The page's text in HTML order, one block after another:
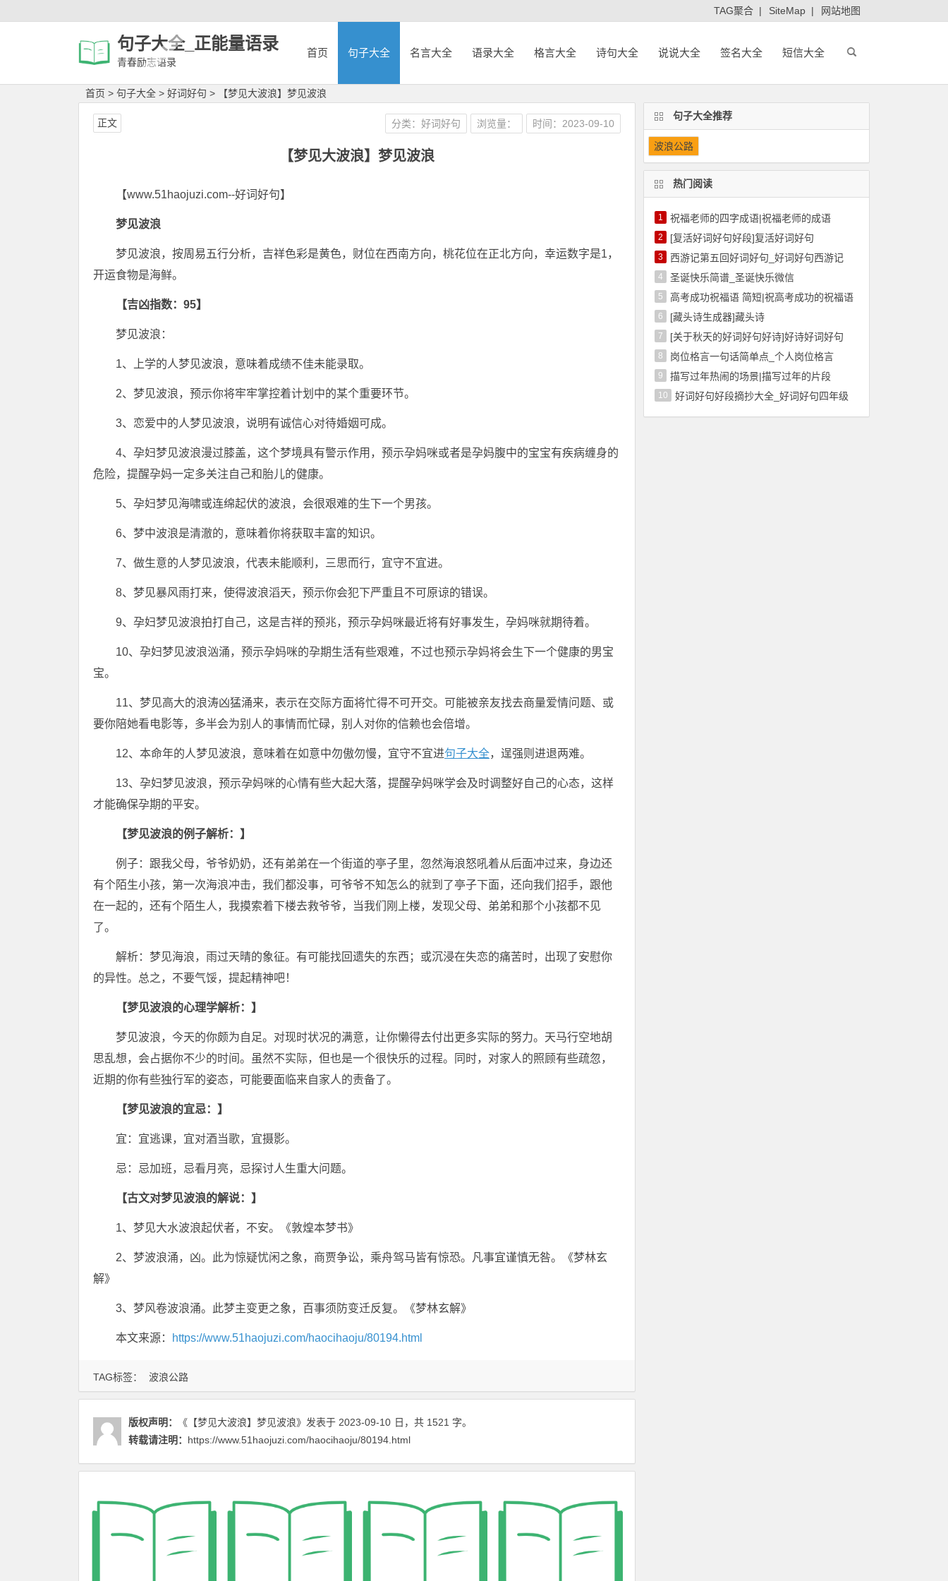
TAG聚合 | SiteMap | 网站地图
句子大全_正能量语录
青春励志语录
首页 句子大全 名言大全 语录大全 格言大全 诗句大全 说说大全 签名大全 短信大全
首页 > 句子大全 > 好词好句 > 【梦见大波浪】梦见波浪
【梦见大波浪】梦见波浪
分类：好词好句 浏览量： 时间：2023-09-10
正文
TAG标签： 波浪公路
【www.51haojuzi.com--好词好句】
梦见波浪
梦见波浪，按周易五行分析，吉祥色彩是黄色，财位在西南方向，桃花位在正北方向，幸运数字是1，
开运食物是海鲜。
【吉凶指数：95】
梦见波浪：
1、上学的人梦见波浪，意味着成绩不佳未能录取。
2、梦见波浪，预示你将牢牢掌控着计划中的某个重要环节。
3、恋爱中的人梦见波浪，说明有诚信心对待婚姻可成。
4、孕妇梦见波浪漫过膝盖，这个梦境具有警示作用，预示孕妈咪或者是孕妈腹中的宝宝有疾病缠身的
危险，提醒孕妈一定多关注自己和胎儿的健康。
5、孕妇梦见海啸或连绵起伏的波浪，会很艰难的生下一个男孩。
6、梦中波浪是清澈的，意味着你将获取丰富的知识。
7、做生意的人梦见波浪，代表未能顺利，三思而行，宜守不宜进。
8、梦见暴风雨打来，使得波浪滔天，预示你会犯下严重且不可原谅的错误。
9、孕妇梦见波浪拍打自己，这是吉祥的预兆，预示孕妈咪最近将有好事发生，孕妈咪就期待着。
10、孕妇梦见波浪汹涌，预示孕妈咪的孕期生活有些艰难，不过也预示孕妈将会生下一个健康的男宝
宝。
11、梦见高大的浪涛凶猛涌来，表示在交际方面将忙得不可开交。可能被亲友找去商量爱情问题、或
要你陪她看电影等，多半会为别人的事情而忙碌，别人对你的信赖也会倍增。
12、本命年的人梦见波浪，意味着在如意中勿傲勿慢，宜守不宜进句子大全，逞强则进退两难。
13、孕妇梦见波浪，预示孕妈咪的心情有些大起大落，提醒孕妈咪学会及时调整好自己的心态，这样
才能确保孕期的平安。
【梦见波浪的例子解析：】
例子：跟我父母，爷爷奶奶，还有弟弟在一个街道的亭子里，忽然海浪怒吼着从后面冲过来，身边还
有个陌生小孩，第一次海浪冲击，我们都没事，可爷爷不知怎么的就到了亭子下面，还向我们招手，跟他
在一起的，还有个陌生人，我摸索着下楼去救爷爷，当我们刚上楼，发现父母、弟弟和那个小孩都不见
了。
解析：梦见海浪，雨过天晴的象征。有可能找回遗失的东西；或沉浸在失恋的痛苦时，出现了安慰你
的异性。总之，不要气馁，提起精神吧！
【梦见波浪的心理学解析：】
梦见波浪，今天的你颇为自足。对现时状况的满意，让你懒得去付出更多实际的努力。天马行空地胡
思乱想，会占据你不少的时间。虽然不实际，但也是一个很快乐的过程。同时，对家人的照顾有些疏忽，
近期的你有些独行军的姿态，可能要面临来自家人的责备了。
【梦见波浪的宜忌：】
宜：宜逃课，宜对酒当歌，宜摄影。
忌：忌加班，忌看月亮，忌探讨人生重大问题。
【古文对梦见波浪的解说：】
1、梦见大水波浪起伏者，不安。《敦煌本梦书》
2、梦波浪涌，凶。此为惊疑忧闲之象，商贾争讼，乘舟驾马皆有惊恐。凡事宜谨慎无咎。《梦林玄
解》
3、梦风卷波浪涌。此梦主变更之象，百事须防变迁反复。《梦林玄解》
本文来源： https://www.51haojuzi.com/haocihaoju/80194.html
版权声明： 《【梦见大波浪】梦见波浪》 发表于 2023-09-10 日 ，共 1521 字。
转载请注明： https://www.51haojuzi.com/haocihaoju/80194.html
句子大全推荐
波浪公路
热门阅读
1 祝福老师的四字成语|祝福老师的成语
2 [复活好词好句好段]复活好词好句
3 西游记第五回好词好句_好词好句西游记
4 圣诞快乐简谱_圣诞快乐微信
5 高考成功祝福语 简短|祝高考成功的祝福语
6 [藏头诗生成器]藏头诗
7 [关于秋天的好词好句好诗]好诗好词好句
8 岗位格言一句话简单点_个人岗位格言
9 描写过年热闹的场景|描写过年的片段
10 好词好句好段摘抄大全_好词好句四年级